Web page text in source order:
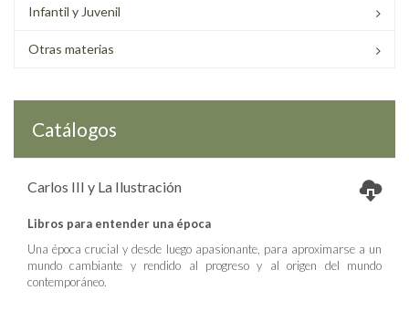
Infantil y Juvenil
Otras materias
Catálogos
Carlos III y La Ilustración
Libros para entender una época
Una época crucial y desde luego apasionante, para aproximarse a un
mundo cambiante y rendido al progreso y al origen del mundo
contemporáneo.